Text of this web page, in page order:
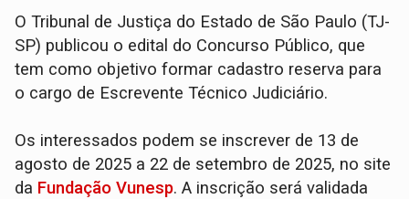
O Tribunal de Justiça do Estado de São Paulo (TJ-
SP) publicou o edital do Concurso Público, que
tem como objetivo formar cadastro reserva para
o cargo de Escrevente Técnico Judiciário.
Os interessados podem se inscrever de 13 de
agosto de 2025 a 22 de setembro de 2025, no site
da Fundação Vunesp. A inscrição será validada